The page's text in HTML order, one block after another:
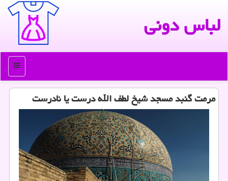
لباس دونی
منو
مرمت گنبد مسجد شیخ لطف الله درست یا نادرست